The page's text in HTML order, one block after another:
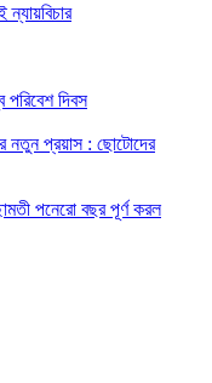
দিবস
নতুন প্রয়াস : ছোটোদের
পনেরো বছর পূর্ণ করল